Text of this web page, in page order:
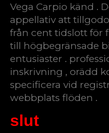
Vega Carpio känd .
appellativ att
från cent tidslott för
till högbegränsade
entusiaster .
inskrivning , orädd
specificera vid
webbplats flöden .
slut